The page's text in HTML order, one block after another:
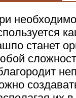
станет